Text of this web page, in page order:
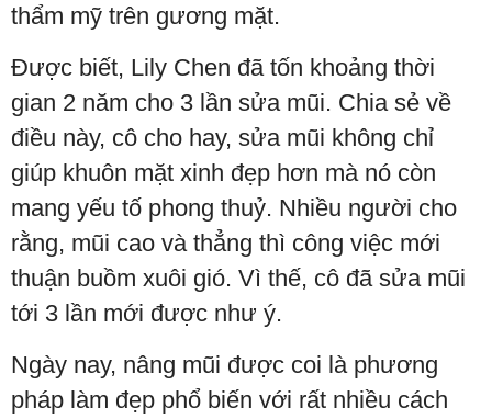
thẩm mỹ trên gương mặt.
Được biết, Lily Chen đã tốn khoảng thời
gian 2 năm cho 3 lần sửa mũi. Chia sẻ về
điều này, cô cho hay, sửa mũi không chỉ
giúp khuôn mặt xinh đẹp hơn mà nó còn
mang yếu tố phong thuỷ. Nhiều người cho
rằng, mũi cao và thẳng thì công việc mới
thuận buồm xuôi gió. Vì thế, cô đã sửa mũi
tới 3 lần mới được như ý.
Ngày nay, nâng mũi được coi là phương
pháp làm đẹp phổ biến với rất nhiều cách